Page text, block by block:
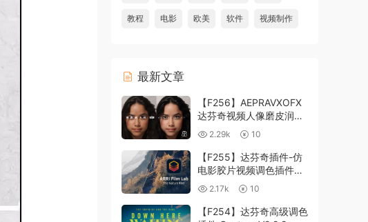
教程 电影 欧美 软件 视频制作
最新文章
【F256】AEPRAVXOFX
达芬奇视频人像磨皮润肤
美颜插件 Beauty Box
V6.0.3 Win
2.29k 10
【F255】达芬奇插件-仿
电影胶片视频调色插件
ARRI Film Lab 1.0.10 Win
2.17k 10
【F254】达芬奇高级调色